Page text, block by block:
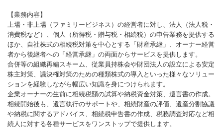
【業務内容】
上場・非上場（ファミリービジネス）の経営者に対し、法人（法人税・
消費税など）、個人（所得税・贈与税・相続税）の申告業務を提供する
ほか、自社株式の相続税対策を中心とする「財産承継」、オーナー経営
者から後継者への「経営承継」の両面からサービスを提供します。
合併等の組織再編スキーム、従業員持株会や財団法人の設立による安定
株主対策、議決権対策のための種類株式の導入といった様々なソリュー
ションを経験しながら幅広い知識を身につけられます。
企業オーナーの生前に相続税額の試算や納税資金対策、遺言書の作成。
相続開始後も、遺言執行のサポートや、相続財産の評価、遺産分割協議
や納税に関するアドバイス、相続税申告書の作成、税務調査対応など相
続人に対する各種サービスをワンストップで提供します。